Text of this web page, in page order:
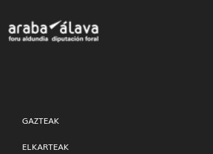
GAZTEAK
ELKARTEAK